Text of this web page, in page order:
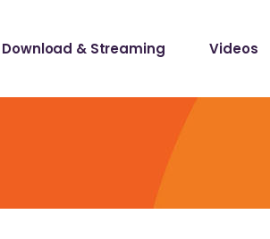
Download & Streaming
Mallotze Records
Videos
Sampler